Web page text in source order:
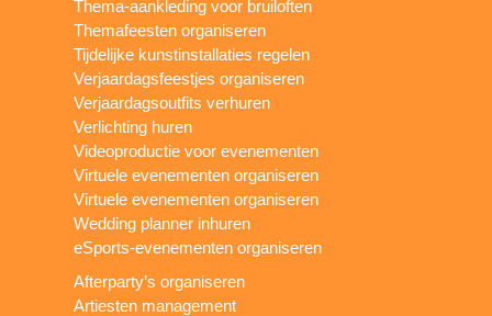
Thema-aankleding voor bruiloften
Themafeesten organiseren
Tijdelijke kunstinstallaties regelen
Verjaardagsfeestjes organiseren
Verjaardagsoutfits verhuren
Verlichting huren
Videoproductie voor evenementen
Virtuele evenementen organiseren
Virtuele evenementen organiseren
Wedding planner inhuren
eSports-evenementen organiseren
Afterparty’s organiseren
Artiesten management